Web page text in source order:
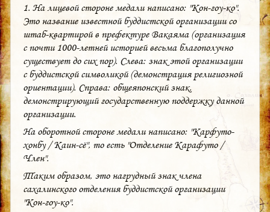
1. На лицевой стороне медали написано: "Кон-гоу-ко".
Это название известной буддистской организации со
штаб-квартирой в префектуре Вакаяма (организация
с почти 1000-летней историей весьма благополучно
существует до сих пор). Слева: знак этой организации
с буддистской символикой (демонстрация религиозной
ориентации). Справа: общеяпонский знак,
демонстрирующий государственную поддержку данной
организации.
На оборотной стороне медали написано: "Карфуто-
хонбу / Каин-сё", то есть "Отделение Карафуто /
Член".
Таким образом, это нагрудный знак члена
сахалинского отделения буддистской организации
"Кон-гоу-ко".